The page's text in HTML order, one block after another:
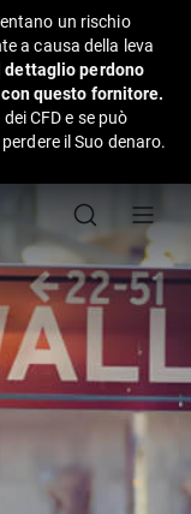
un rischio
a causa della leva
dettaglio perdono
questo fornitore.
CFD e se può
il Suo denaro.